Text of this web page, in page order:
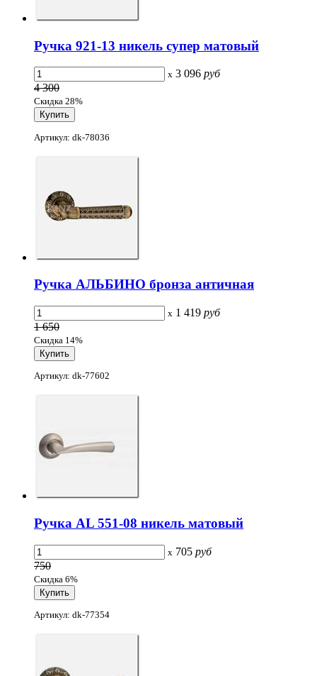
Ручка 921-13 никель супер матовый
x 3 096 руб
4 300
Скидка 28%
Артикул: dk-78036
Ручка АЛЬБИНО бронза античная
x 1 419 руб
1 650
Скидка 14%
Артикул: dk-77602
Ручка AL 551-08 никель матовый
x 705 руб
750
Скидка 6%
Артикул: dk-77354